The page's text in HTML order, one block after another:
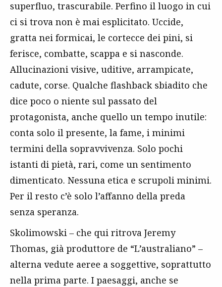
superfluo, trascurabile. Perfino il luogo in cui
ci si trova non è mai esplicitato. Uccide,
gratta nei formicai, le cortecce dei pini, si
ferisce, combatte, scappa e si nasconde.
Allucinazioni visive, uditive, arrampicate,
cadute, corse. Qualche flashback sbiadito che
dice poco o niente sul passato del
protagonista, anche quello un tempo inutile:
conta solo il presente, la fame, i minimi
termini della sopravvivenza. Solo pochi
istanti di pietà, rari, come un sentimento
dimenticato. Nessuna etica e scrupoli minimi.
Per il resto c’è solo l’affanno della preda
senza speranza.
Skolimowski – che qui ritrova Jeremy
Thomas, già produttore de “L’australiano” –
alterna vedute aeree a soggettive, soprattutto
nella prima parte. I paesaggi, anche se